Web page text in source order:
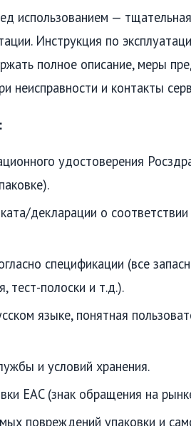
использованием —
Инструкция по
полное описание, меры
неисправности и контакты
удостоверения
декларации о
спецификации (все
тест-полоски и т.д.).
языке, понятная
и условий хранения.
EAC (знак обращения на
повреждений упаковки и